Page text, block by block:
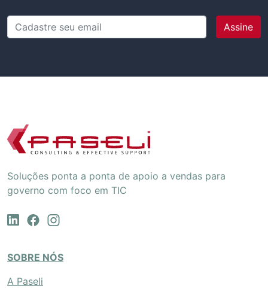
Cadastre seu email
Soluções ponta a ponta de apoio a vendas para
governo com foco em TIC
SOBRE NÓS
A Paseli